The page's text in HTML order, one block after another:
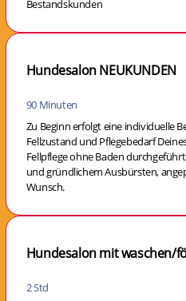
Bestandskunden
Hundesalon NEUKUNDEN
90 Minuten
Zu Beginn erfolgt eine individuelle
Fellzustand und Pflegebedarf
Fellpflege ohne Baden
und gründlichem Ausbürsten,
Wunsch.
Hundesalon mit waschen/
2 Std